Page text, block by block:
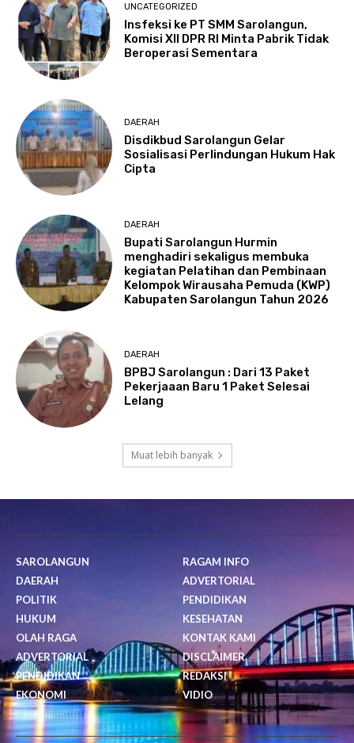
UNCATEGORIZED
Insfeksi ke PT SMM Sarolangun,
Komisi XII DPR RI Minta Pabrik Tidak
Beroperasi Sementara
DAERAH
Disdikbud Sarolangun Gelar
Sosialisasi Perlindungan Hukum Hak
Cipta
DAERAH
Bupati Sarolangun Hurmin
menghadiri sekaligus membuka
kegiatan Pelatihan dan Pembinaan
Kelompok Wirausaha Pemuda (KWP)
Kabupaten Sarolangun Tahun 2026
DAERAH
BPBJ Sarolangun : Dari 13 Paket
Pekerjaaan Baru 1 Paket Selesai
Lelang
Muat lebih banyak
SAROLANGUN
DAERAH
POLITIK
HUKUM
OLAH RAGA
ADVERTORIAL
PENDIDIKAN
EKONOMI
RAGAM INFO
ADVERTORIAL
PENDIDIKAN
KESEHATAN
KONTAK KAMI
DISCLAIMER
REDAKSI
VIDIO